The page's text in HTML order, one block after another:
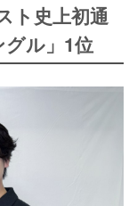
ト史上初通
ル」1位